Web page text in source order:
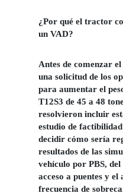
¿Por qué el tractor
un VAD?
Antes de comenzar
una solicitud de los
para aumentar el
T12S3 de 45 a 48
resolvieron incluir
estudio de
decidir cómo sería
resultados de las
vehículo por PBS,
acceso a puentes y
frecuencia de